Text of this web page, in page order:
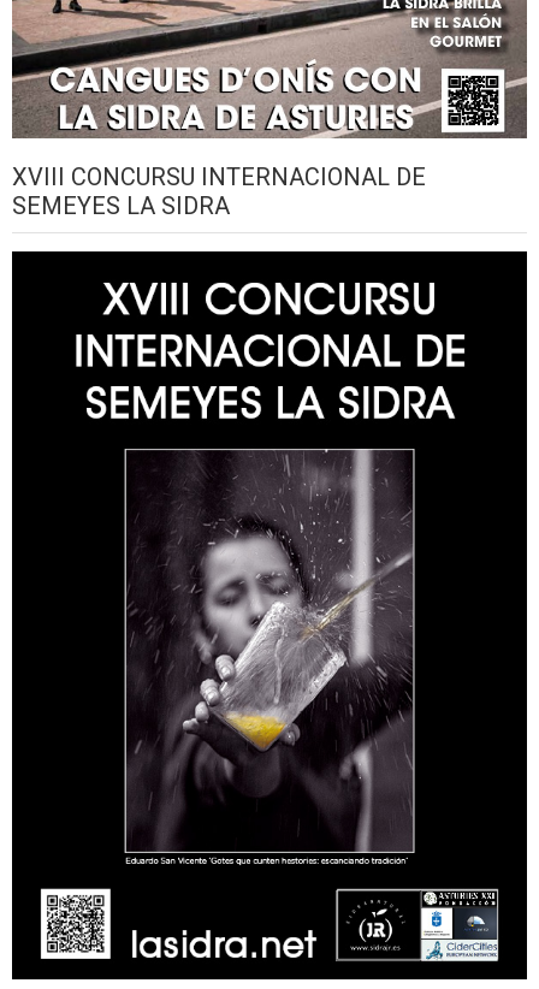
XVIII CONCURSU INTERNACIONAL DE
SEMEYES LA SIDRA